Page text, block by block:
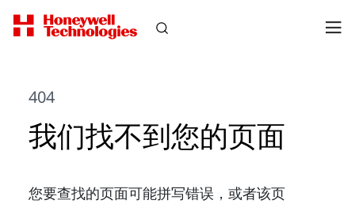
404
我们找不到您的页面
您要查找的页面可能拼写错误，或者该页